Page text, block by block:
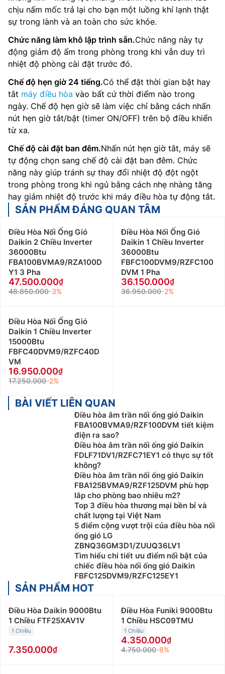
chịu nấm mốc trả lại cho bạn một luồng khí lạnh thật
sự trong lành và an toàn cho sức khỏe.
Chức năng làm khô lập trình sẵn.Chức năng này tự
động giảm độ ẩm trong phòng trong khi vẫn duy trì
nhiệt độ phòng cài đặt trước đó.
Chế độ hẹn giờ 24 tiếng.Có thể đặt thời gian bật hay
tắt máy điều hòa vào bất cứ thời điểm nào trong
ngày. Chế độ hẹn giờ sẽ làm việc chỉ bằng cách nhấn
nút hẹn giờ tắt/bật (timer ON/OFF) trên bộ điều khiển
từ xa.
Chế độ cài đặt ban đêm.Nhấn nút hẹn giờ tắt, máy sẽ
tự động chọn sang chế độ cài đặt ban đêm. Chức
năng này giúp tránh sự thay đổi nhiệt độ đột ngột
trong phòng trong khi ngủ bằng cách nhẹ nhàng tăng
hay giảm nhiệt độ trước khi máy điều hòa tự động tắt.
SẢN PHẨM ĐÁNG QUAN TÂM
Điều Hòa Nối Ống Gió
Daikin 2 Chiều Inverter
36000Btu
FBA100BVMA9/RZA100D
Y1 3 Pha
47.500.000
48.850.000-3%
Điều Hòa Nối Ống Gió
Daikin 1 Chiều Inverter
36000Btu
FBFC100DVM9/RZFC100
DVM 1 Pha
36.150.000
36.950.000-2%
Điều Hòa Nối Ống Gió
Daikin 1 Chiều Inverter
15000Btu
FBFC40DVM9/RZFC40D
VM
16.950.000
17.250.000-2%
BÀI VIẾT LIÊN QUAN
Điều hòa âm trần nối ống gió Daikin
FBA100BVMA9/RZF100DVM tiết kiệm
điện ra sao?
Điều hòa âm trần nối ống gió Daikin
FDLF71DV1/RZFC71EY1 có thực sự tốt
không?
Điều hòa âm trần nối ống gió Daikin
FBA125BVMA9/RZF125DVM phù hợp
lắp cho phòng bao nhiêu m2?
Top 3 điều hòa thương mại bền bỉ và
chất lượng tại Việt Nam
5 điểm cộng vượt trội của điều hòa nối
ống gió LG
ZBNQ36GM3D1/ZUUQ36LV1
Tìm hiểu chi tiết ưu điểm nổi bật của
chiếc điều hòa nối ống gió Daikin
FBFC125DVM9/RZFC125EY1
SẢN PHẨM HOT
Điều Hòa Daikin 9000Btu
1 Chiều FTF25XAV1V
1 Chiều
7.350.000
Điều Hòa Funiki 9000Btu
1 Chiều HSC09TMU
1 Chiều
4.350.000
4.750.000-8%